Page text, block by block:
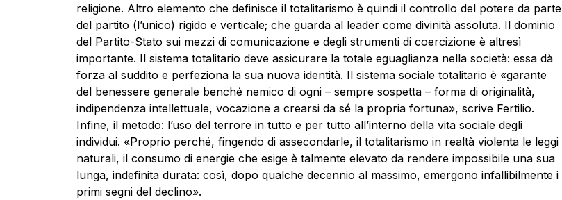
religione. Altro elemento che definisce il totalitarismo è quindi il controllo del potere da parte
del partito (l’unico) rigido e verticale; che guarda al leader come divinità assoluta. Il dominio
del Partito-Stato sui mezzi di comunicazione e degli strumenti di coercizione è altresì
importante. Il sistema totalitario deve assicurare la totale eguaglianza nella società: essa dà
forza al suddito e perfeziona la sua nuova identità. Il sistema sociale totalitario è «garante
del benessere generale benché nemico di ogni – sempre sospetta – forma di originalità,
indipendenza intellettuale, vocazione a crearsi da sé la propria fortuna», scrive Fertilio.
Infine, il metodo: l’uso del terrore in tutto e per tutto all’interno della vita sociale degli
individui. «Proprio perché, fingendo di assecondarle, il totalitarismo in realtà violenta le leggi
naturali, il consumo di energie che esige è talmente elevato da rendere impossibile una sua
lunga, indefinita durata: così, dopo qualche decennio al massimo, emergono infallibilmente i
primi segni del declino».